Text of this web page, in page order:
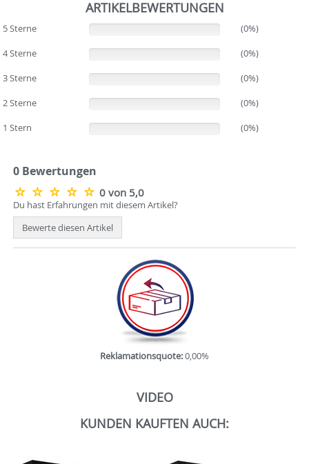
ARTIKELBEWERTUNGEN
5 Sterne
(0%)
4 Sterne
(0%)
3 Sterne
(0%)
2 Sterne
(0%)
1 Stern
(0%)
0 Bewertungen
0 von 5,0
Du hast Erfahrungen mit diesem Artikel?
Bewerte diesen Artikel
Reklamationsquote:0,00%
VIDEO
KUNDEN KAUFTEN AUCH: